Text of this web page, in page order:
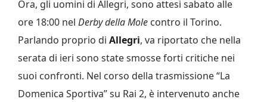
Ora, gli uomini di Allegri, sono attesi sabato alle
ore 18:00 nel Derby della Mole contro il Torino.
Parlando proprio di Allegri, va riportato che nella
serata di ieri sono state smosse forti critiche nei
suoi confronti. Nel corso della trasmissione “La
Domenica Sportiva” su Rai 2, è intervenuto anche